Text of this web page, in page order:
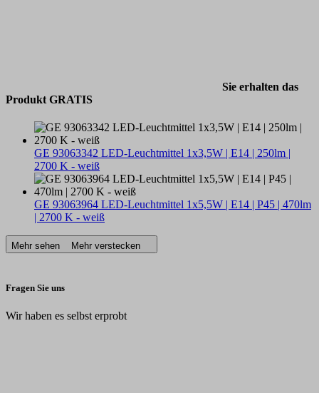
Sie erhalten das
Produkt GRATIS
GE 93063342 LED-Leuchtmittel 1x3,5W | E14 | 250lm |
2700 K - weiß
GE 93063964 LED-Leuchtmittel 1x5,5W | E14 | P45 | 470lm
| 2700 K - weiß
Mehr sehen Mehr verstecken
Fragen Sie uns
Wir haben es selbst erprobt